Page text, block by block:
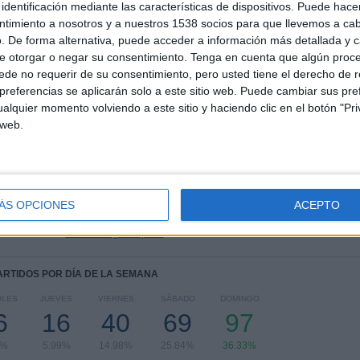
mediante las características de dispositivos. Puede
a nosotros y a nuestros 1538 socios para que llevemos a
De forma alternativa, puede acceder a información más detallada y
otorgar o negar su consentimiento. Tenga en cuenta que algún
no requerir de su consentimiento, pero usted tiene el derecho de
se aplicarán solo a este sitio web. Puede cambiar sus
momento volviendo a este sitio y haciendo clic en el botón
OPCIONES ACEPTO
54
RIVALES
11
VS Real Betis
TOTAL
5
COMPETICIONES
RANKING POR COMPETICIONES
Copa del Rey
17 (6.37%)
Trofeo Ramón de Carranza
2 (0.75%)
Amistoso
Ver ranking completo
POR DÍA DE LA SEMANA
JUEVES
16
5.99%
VIERNES
40
14.98%
SÁBADO
69
25.84%
DOMINGO
97
36.33%